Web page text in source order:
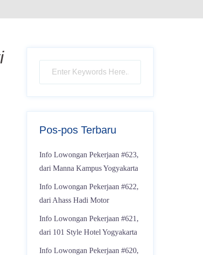
Pos-pos Terbaru
Info Lowongan Pekerjaan #623,
dari Manna Kampus Yogyakarta
Info Lowongan Pekerjaan #622,
dari Ahass Hadi Motor
Info Lowongan Pekerjaan #621,
dari 101 Style Hotel Yogyakarta
Info Lowongan Pekerjaan #620,